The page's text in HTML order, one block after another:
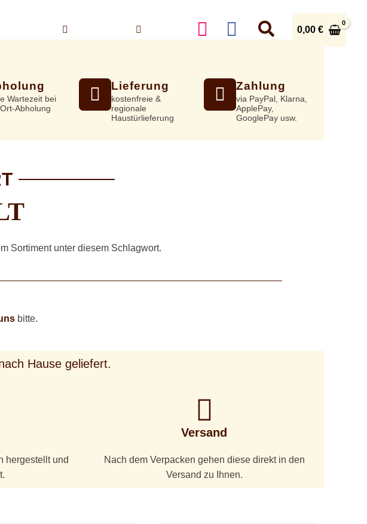
0,00€
Wartezeit bei
Abholung
Lieferung
kostenfreie &
regionale
Haustürlieferung
Zahlung
via PayPal, Klarna,
ApplePay,
GooglePay usw.
Sortiment unter diesem Schlagwort.
bitte.
Hause geliefert.
hergestellt und
Versand
Nach dem Verpacken gehen diese direkt in den
Versand zu Ihnen.